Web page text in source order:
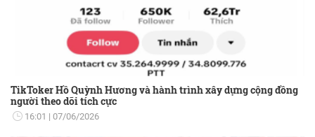
TikToker Hồ Quỳnh Hương và hành trình xây dựng cộng đồng
người theo dõi tích cực
16:01 07/06/2026